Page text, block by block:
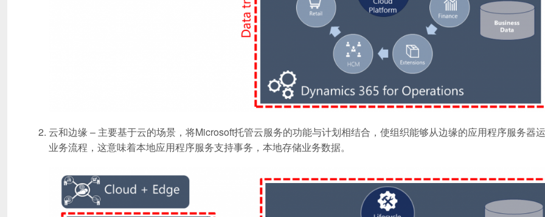
云和边缘 – 主要基于云的场景，将Microsoft托管云服务的功能与计划相结合，使组织能够从边缘的应用程序服务器
业务流程，这意味着本地应用程序服务支持事务，本地存储业务数据。